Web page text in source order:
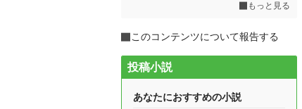
もっと見る
このコンテンツについて報告する
投稿小説
あなたにおすすめの小説